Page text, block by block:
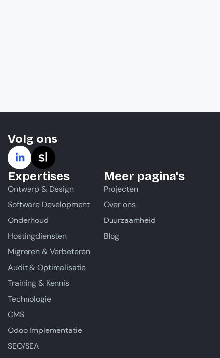
Volg ons
Expertises
Ontwerp & Design
Software Development
Onderhoud
Hostingdiensten
Migreren & Verbeteren
Audit & Optimalisatie
Training & Kennis
Technologie
CMS
Odoo Implementatie
SEO/SEA
Meer pagina's
Projecten
Over ons
Duurzaamheid
Blog